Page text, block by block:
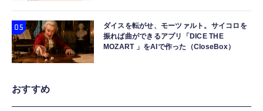
ダイスを転がせ、モーツァルト。サイコロを
振れば曲ができるアプリ「DICE THE
MOZART 」をAIで作った（CloseBox）
おすすめ